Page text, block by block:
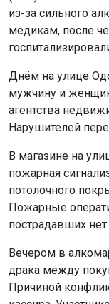
В магазине на
пожарная
потолочного
Пожарные
пострадавших
Вечером в
драка между
Причиной
кассира.
ГБР, вызвав на
Позже на улице
полицией
избивал жену на
доставили в
Напомним: